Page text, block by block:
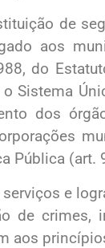
de
aos
do
Sistema
dos
Pública (art.
e
de crimes,
aos